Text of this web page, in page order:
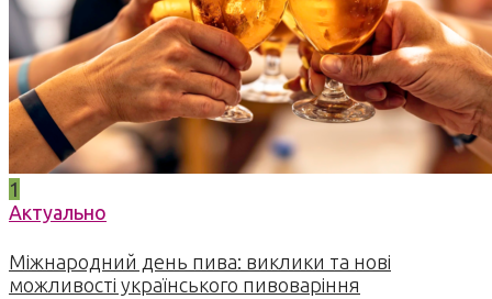
1
Актуально
Міжнародний день пива: виклики та нові
можливості українського пивоваріння